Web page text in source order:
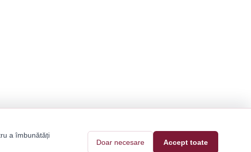
a îmbunătăți
Doar necesare Accept toate